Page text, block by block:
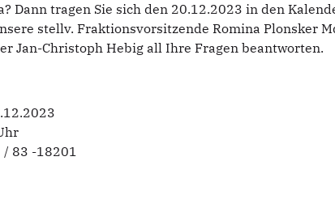
Dann tragen Sie sich den 20.12.2023 in den
stellv. Fraktionsvorsitzende Romina Plonsker
Jan-Christoph Hebig all Ihre Fragen beantworten.
/ 83 -18201